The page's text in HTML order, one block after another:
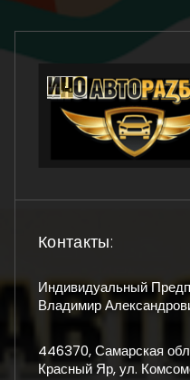
Контакты:
Индивидуальный
Владимир
446370, Самарская
Красный Яр, ул.